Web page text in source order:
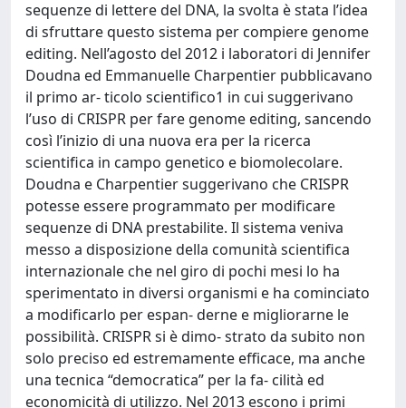
sequenze di lettere del DNA, la svolta è stata l’idea
di sfruttare questo sistema per compiere genome
editing. Nell’agosto del 2012 i laboratori di Jennifer
Doudna ed Emmanuelle Charpentier pubblicavano
il primo ar- ticolo scientifico1 in cui suggerivano
l’uso di CRISPR per fare genome editing, sancendo
così l’inizio di una nuova era per la ricerca
scientifica in campo genetico e biomolecolare.
Doudna e Charpentier suggerivano che CRISPR
potesse essere programmato per modificare
sequenze di DNA prestabilite. Il sistema veniva
messo a disposizione della comunità scientifica
internazionale che nel giro di pochi mesi lo ha
sperimentato in diversi organismi e ha cominciato
a modificarlo per espan- derne e migliorarne le
possibilità. CRISPR si è dimo- strato da subito non
solo preciso ed estremamente efficace, ma anche
una tecnica “democratica” per la fa- cilità ed
economicità di utilizzo. Nel 2013 escono i primi